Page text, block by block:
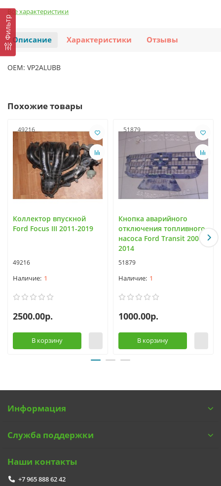
Фильтр
Все характеристики
Описание Характеристики Отзывы
OEM: VP2ALUBB
Похожие товары
49216
Коллектор впускной
Ford Focus III 2011-2019
49216
1
2500.00р.
В корзину
51879
Кнопка аварийного
отключения топливного
насоса Ford Transit 2006-
2014
51879
1
1000.00р.
В корзину
Информация
Служба поддержки
Наши контакты
+7 965 888 62 42